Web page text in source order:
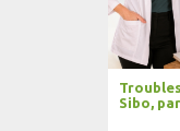
Sibo,